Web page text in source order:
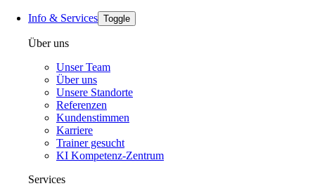
Info & Services Toggle
Über uns
Unser Team
Über uns
Unsere Standorte
Referenzen
Kundenstimmen
Karriere
Trainer gesucht
KI Kompetenz-Zentrum
Services